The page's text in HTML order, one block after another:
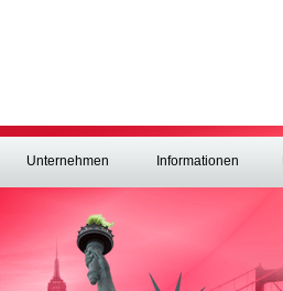
Unternehmen Informationen